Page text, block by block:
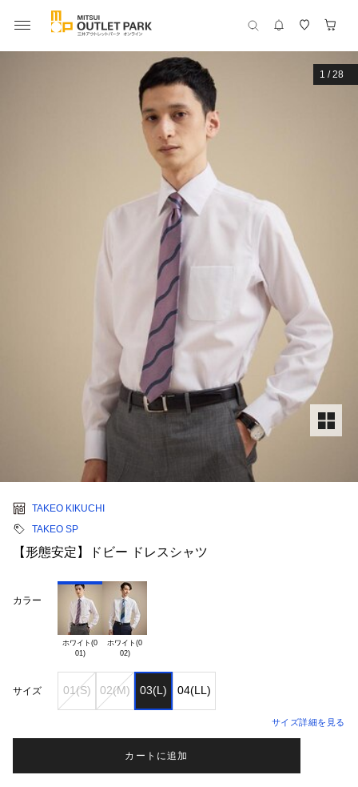
1 /28
TAKEO KIKUCHI
TAKEO SP
【形態安定】ドビー ドレスシャツ
カラー
ホワイト(0
01)
ホワイト(0
02)
サイズ 01(S) 02(M) 03(L) 04(LL)
サイズ詳細を見る
カートに追加